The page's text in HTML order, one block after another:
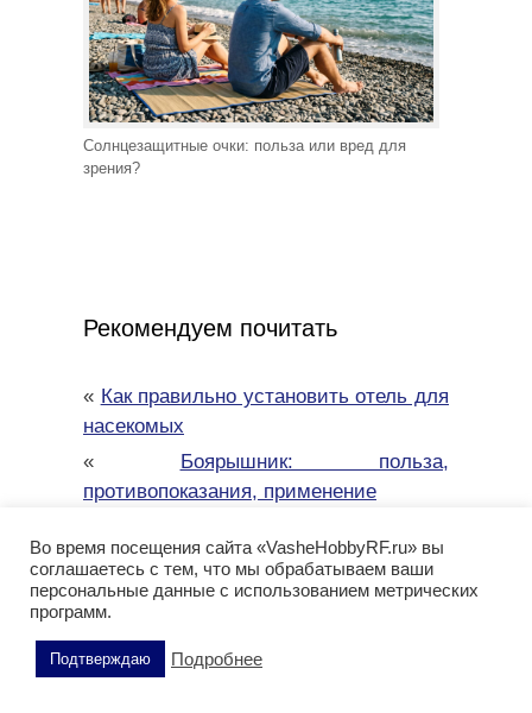
Солнцезащитные очки: польза или вред для
зрения?
Рекомендуем почитать
« Как правильно установить отель для
насекомых
«
Боярышник: польза,
противопоказания, применение
кактусами
«Удивительные факты о ежах: то, о
чем вы не догадывались
«Пельмени цзяоцзы: происхождение,
Во время посещения сайта «VasheHobbyRF.ru» вы
соглашаетесь с тем, что мы обрабатываем ваши
персональные данные с использованием метрических
программ.
Подтверждаю Подробнее